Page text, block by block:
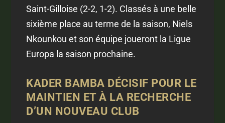
Saint-Gilloise (2-2, 1-2). Classés à une belle
sixième place au terme de la saison, Niels
Nkounkou et son équipe joueront la Ligue
Europa la saison prochaine.
KADER BAMBA DÉCISIF POUR LE
MAINTIEN ET À LA RECHERCHE
D’UN NOUVEAU CLUB